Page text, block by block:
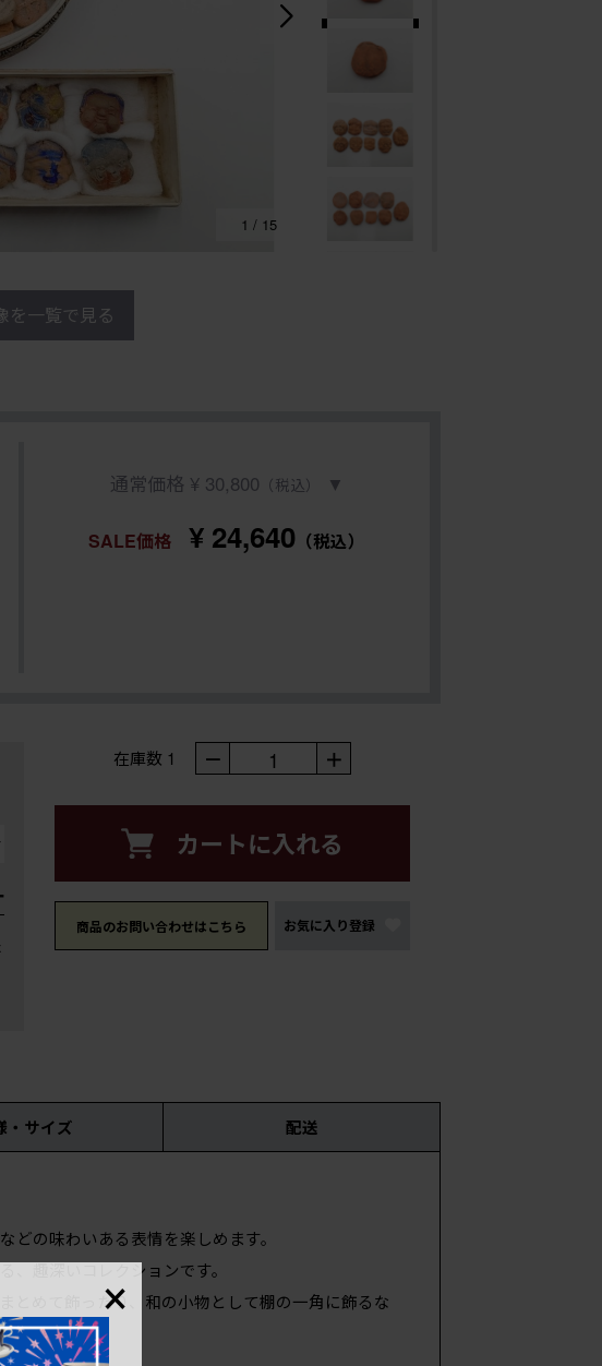
1 / 15
を一覧で見る
通常価格 ¥ 30,800 （税込） ▼
SALE価格 ¥ 24,640 （税込）
在庫数 1 － 1 ＋
カートに入れる
商品のお問い合わせはこちら お気に入り登録
・サイズ 配送
どの味わいある表情を楽しめます。
趣深いコレクションです。
とめて飾ったり、和の小物として棚の一角に飾るな
×